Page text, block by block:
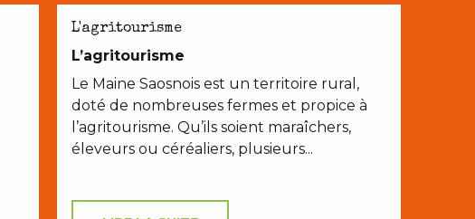
L'agritourisme
L’agritourisme
Le Maine Saosnois est un territoire rural,
doté de nombreuses fermes et propice à
l’agritourisme. Qu’ils soient maraîchers,
éleveurs ou céréaliers, plusieurs...